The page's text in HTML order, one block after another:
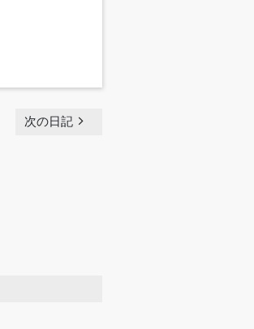
次の日記navigate_next